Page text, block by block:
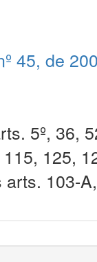
45, de
5º, 36,
125,
103-